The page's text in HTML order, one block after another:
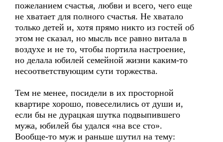
пожеланием счастья, любви и всего, чего еще
не хватает для полного счастья. Не хватало
только детей и, хотя прямо никто из гостей об
этом не сказал, но мысль все равно витала в
воздухе и не то, чтобы портила настроение,
но делала юбилей семейной жизни каким-то
несоответствующим сути торжества.
Тем не менее, посидели в их просторной
квартире хорошо, повеселились от души и,
если бы не дурацкая шутка подвыпившего
мужа, юбилей бы удался «на все сто».
Вообще-то муж и раньше шутил на тему: